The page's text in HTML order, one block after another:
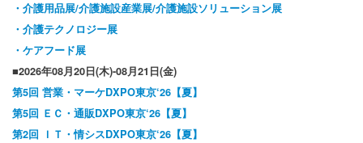
・介護用品展/介護施設産業展/介護施設ソリューション展
・介護テクノロジー展
・ケアフード展
■2026年08月20日(木)-08月21日(金)
第5回 営業・マーケDXPO東京‘26【夏】
第5回 ＥＣ・通販DXPO東京‘26【夏】
第2回 ＩＴ・情シスDXPO東京‘26【夏】